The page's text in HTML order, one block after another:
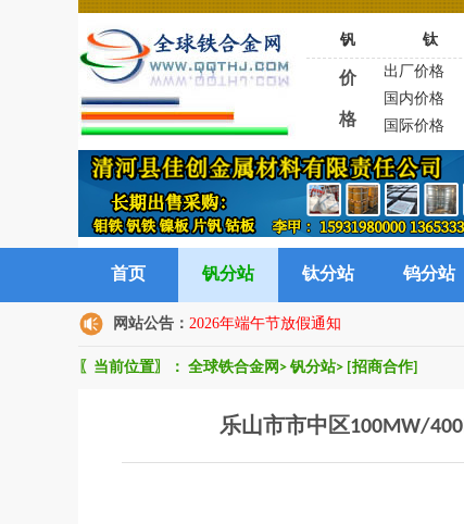
钒 钛
价
格
出厂价格
国内价格
国际价格
首页 钒分站 钛分站 钨分站
网站公告： 2026年端午节放假通知
〖当前位置〗： 全球铁合金网 > 钒分站> [招商合作]
乐山市市中区100MW/